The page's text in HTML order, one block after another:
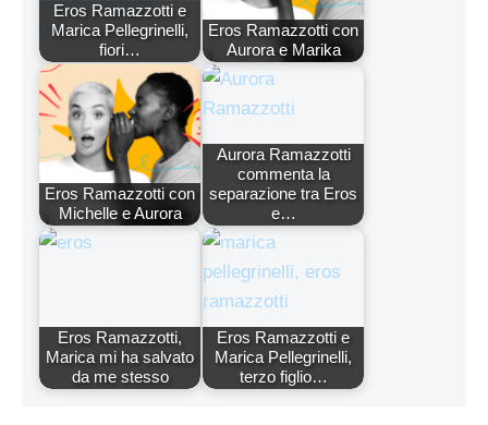
Eros Ramazzotti e
Marica Pellegrinelli,
fiori…
Eros Ramazzotti con
Aurora e Marika
Eros Ramazzotti con
Michelle e Aurora
Aurora Ramazzotti
commenta la
separazione tra Eros
e…
Eros Ramazzotti,
Marica mi ha salvato
da me stesso
Eros Ramazzotti e
Marica Pellegrinelli,
terzo figlio…